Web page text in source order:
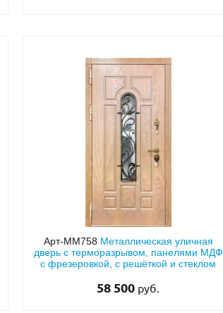
Арт-ММ758 Металлическая уличная
дверь с терморазрывом, панелями МДФ
с фрезеровкой, с решёткой и стеклом
58 500 руб.